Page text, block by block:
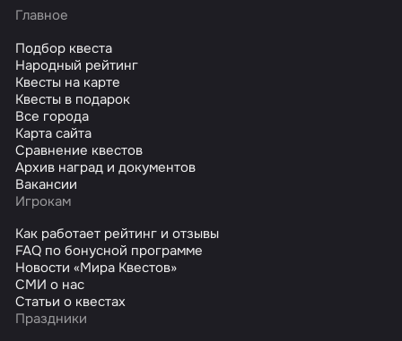
Главное
Подбор квеста
Народный рейтинг
Квесты на карте
Квесты в подарок
Все города
Карта сайта
Сравнение квестов
Архив наград и документов
Вакансии
Игрокам
Как работает рейтинг и отзывы
FAQ по бонусной программе
Новости «Мира Квестов»
СМИ о нас
Статьи о квестах
Праздники